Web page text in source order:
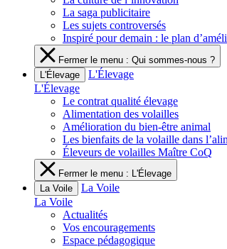
La saga publicitaire
Les sujets controversés
Inspiré pour demain : le plan
Fermer le menu : Qui sommes-nous ?
L'Élevage
L'Élevage
L'Élevage
Le contrat qualité élevage
Alimentation des volailles
Amélioration du bien-être animal
Les bienfaits de la volaille dans
Éleveurs de volailles Maître CoQ
Fermer le menu : L'Élevage
La Voile
La Voile
La Voile
Actualités
Vos encouragements
Espace pédagogique